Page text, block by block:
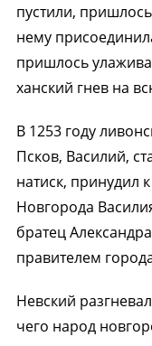
пустили,
нему
пришлось
ханский гнев на
В 1253 году
Псков, Василий,
натиск, принудил
Новгорода
братец
правителем
Невский
чего народ